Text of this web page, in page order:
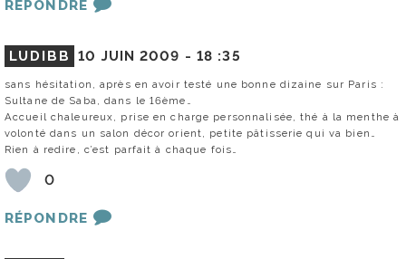
RÉPONDRE
LUDIBB 10 JUIN 2009 - 18 :35
sans hésitation, après en avoir testé une bonne dizaine sur Paris :
Sultane de Saba, dans le 16ème…
Accueil chaleureux, prise en charge personnalisée, thé à la menthe à
volonté dans un salon décor orient, petite pâtisserie qui va bien…
Rien à redire, c’est parfait à chaque fois…
0
RÉPONDRE